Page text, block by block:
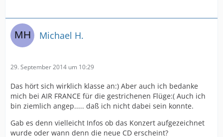
Michael H.
29. September 2014 um 10:29
Das hört sich wirklich klasse an:) Aber auch ich bedanke
mich bei AIR FRANCE für die gestrichenen Flüge:( Auch ich
bin ziemlich angep..... daß ich nicht dabei sein konnte.
Gab es denn vielleicht Infos ob das Konzert aufgezeichnet
wurde oder wann denn die neue CD erscheint?